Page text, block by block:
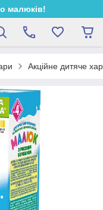
малюків!
Акційне дитяче